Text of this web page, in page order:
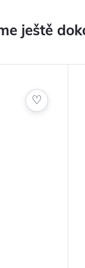
ještě
♡